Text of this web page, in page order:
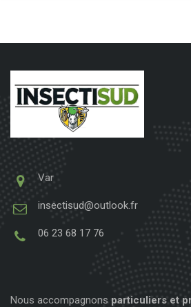
Var
insectisud@outlook.fr
06 23 68 17 76
Nous accompagnons particuliers et